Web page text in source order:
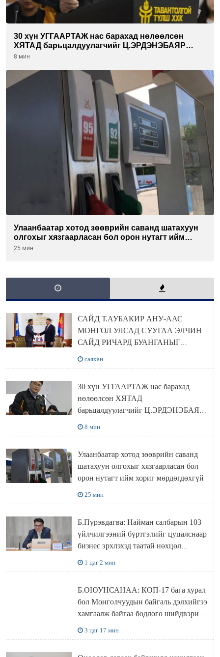
30 хүн УГГААРТАЖ нас барахад нөлөөлсөн
ХЯТАД барьцалдуулагчийг Ц.ЭРДЭНЭБАЯР
захирал дахин худалдаж авахаар болжээ
8 мин
Улаанбаатар хотод зөөврийн саванд шатахуун
олгохыг хязгаарласан бол орон нутагт ийм
хориг мөрдөгдөхгүй
25 мин
САЙД Т.АУБАКИР АНУ-ААС
МОНГОЛ УЛСАД СУУГАА ЭЛЧИН
САЙД РИЧАРД БУАНГАНЫГ
саяхан
30 хүн УГГААРТАЖ нас барахад
нөлөөлсөн ХЯТАД
барьцалдуулагчийг Ц.ЭРДЭНЭБАЯР
8 мин
Улаанбаатар хотод зөөврийн саванд
шатахуун олгохыг хязгаарласан бол
орон нутагт ийм хориг мөрдөгдөхгүй
25 мин
Б.Пүрэвдагва: Найман салбарын 103
үйлчилгээний бүртгэлийг цуцалснаар
бизнес эрхлэхэд таатай нөхцөл
1 цаг 2 мин
Б.ОЮУНСАНАА: КОП-17 бага хурал
бол Монголчуудын байгаль дэлхийгээ
хамгаалж байгаа бодлого шийдвэрийг
3 цаг 17 мин